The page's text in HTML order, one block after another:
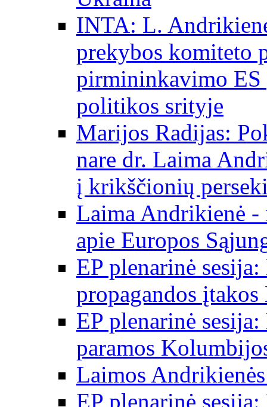
INTA: L.
prekybos komiteto
pirmininkavimo ES
politikos srityje
Marijos Radijas:
nare dr. Laima
į krikščionių
Laima Andrikienė -
apie Europos
EP plenarinė
propagandos įtakos
EP plenarinė
paramos
Laimos
EP plenarinė